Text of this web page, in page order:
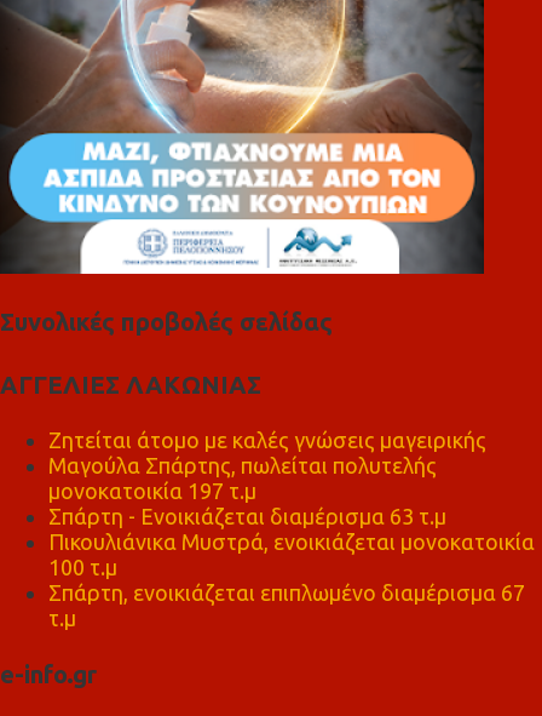
Συνολικές προβολές σελίδας
ΑΓΓΕΛΙΕΣ ΛΑΚΩΝΙΑΣ
Ζητείται άτομο με καλές γνώσεις μαγειρικής
Μαγούλα Σπάρτης, πωλείται πολυτελής
μονοκατοικία 197 τ.μ
Σπάρτη - Ενοικιάζεται διαμέρισμα 63 τ.μ
Πικουλιάνικα Μυστρά, ενοικιάζεται μονοκατοικία
100 τ.μ
Σπάρτη, ενοικιάζεται επιπλωμένο διαμέρισμα 67
τ.μ
e-info.gr